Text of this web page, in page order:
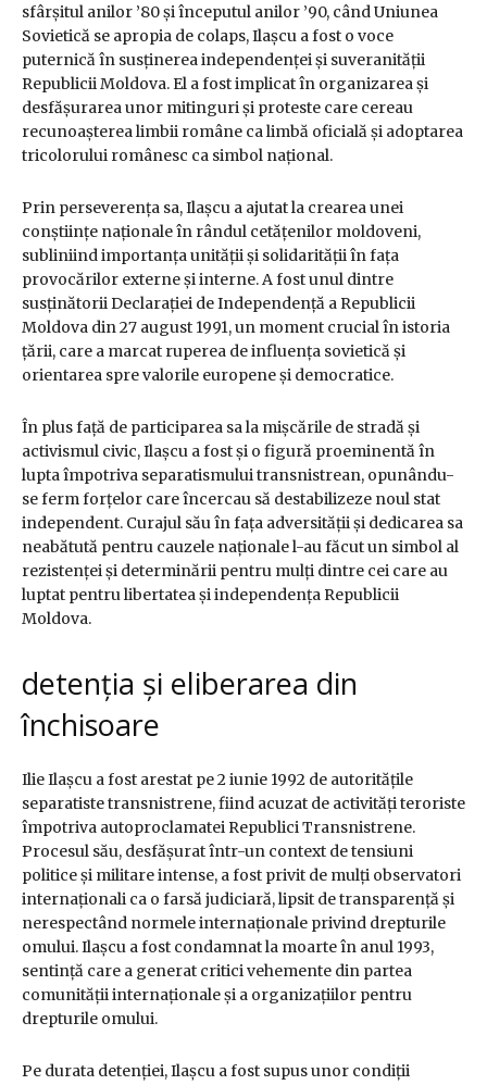
sfârșitul anilor ’80 și începutul anilor ’90, când Uniunea
Sovietică se apropia de colaps, Ilașcu a fost o voce
puternică în susținerea independenței și suveranității
Republicii Moldova. El a fost implicat în organizarea și
desfășurarea unor mitinguri și proteste care cereau
recunoașterea limbii române ca limbă oficială și adoptarea
tricolorului românesc ca simbol național.
Prin perseverența sa, Ilașcu a ajutat la crearea unei
conștiințe naționale în rândul cetățenilor moldoveni,
subliniind importanța unității și solidarității în fața
provocărilor externe și interne. A fost unul dintre
susținătorii Declarației de Independență a Republicii
Moldova din 27 august 1991, un moment crucial în istoria
țării, care a marcat ruperea de influența sovietică și
orientarea spre valorile europene și democratice.
În plus față de participarea sa la mișcările de stradă și
activismul civic, Ilașcu a fost și o figură proeminentă în
lupta împotriva separatismului transnistrean, opunându-
se ferm forțelor care încercau să destabilizeze noul stat
independent. Curajul său în fața adversității și dedicarea sa
neabătută pentru cauzele naționale l-au făcut un simbol al
rezistenței și determinării pentru mulți dintre cei care au
luptat pentru libertatea și independența Republicii
Moldova.
detenția și eliberarea din
închisoare
Ilie Ilașcu a fost arestat pe 2 iunie 1992 de autoritățile
separatiste transnistrene, fiind acuzat de activități teroriste
împotriva autoproclamatei Republici Transnistrene.
Procesul său, desfășurat într-un context de tensiuni
politice și militare intense, a fost privit de mulți observatori
internaționali ca o farsă judiciară, lipsit de transparență și
nerespectând normele internaționale privind drepturile
omului. Ilașcu a fost condamnat la moarte în anul 1993,
sentință care a generat critici vehemente din partea
comunității internaționale și a organizațiilor pentru
drepturile omului.
Pe durata detenției, Ilașcu a fost supus unor condiții